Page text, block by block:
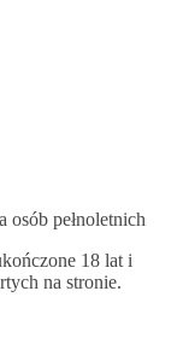
osób pełnoletnich
18 lat i
na stronie.